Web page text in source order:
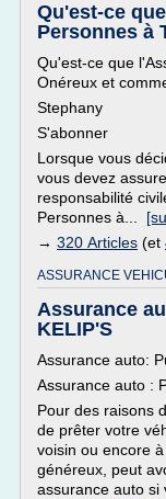
Qu'est-ce
Personnes à
Qu'est-ce que
Onéreux et
Stephany
S'abonner
Lorsque vous
vous devez
responsabilité
Personnes à...
→ 320 Articles (et
ASSURANCE
Assurance
KELIP'S
Assurance auto:
Assurance auto :
Pour des raisons
de prêter votre
voisin ou encore
généreux, peut
assurance auto si